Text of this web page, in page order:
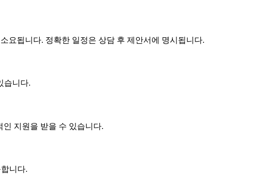
요됩니다. 정확한 일정은 상담 후 제안서에 명시됩니다.
습니다.
지원을 받을 수 있습니다.
니다.